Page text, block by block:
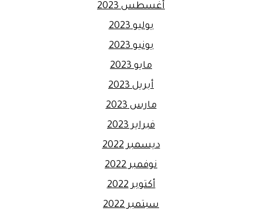
أغسطس 2023
يوليو 2023
يونيو 2023
مايو 2023
أبريل 2023
مارس 2023
فبراير 2023
ديسمبر 2022
نوفمبر 2022
أكتوبر 2022
سبتمبر 2022